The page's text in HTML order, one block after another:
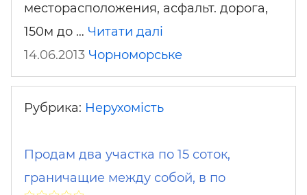
месторасположения, асфальт. дорога,
150м до … Читати далі
14.06.2013 Чорноморське
Рубрика: Нерухомість
Продам два участка по 15 соток,
граничащие между собой, в по